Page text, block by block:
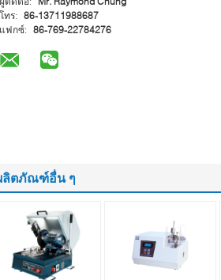
โทร: 86-13711988687
แฟกซ์: 86-769-22784276
ลิตภัณฑ์อื่น ๆ